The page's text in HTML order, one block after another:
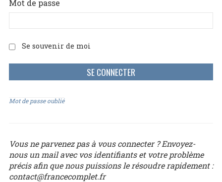
Mot de passe
Se souvenir de moi
Mot de passe oublié
Vous ne parvenez pas à vous connecter ? Envoyez-
nous un mail avec vos identifiants et votre problème
précis afin que nous puissions le résoudre rapidement :
contact@francecomplet.fr